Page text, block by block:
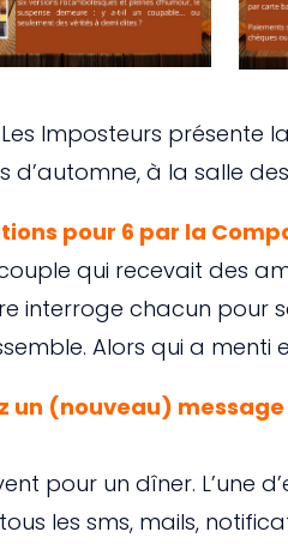
Imposteurs présente
à la salle
pour 6 par la
qui recevait des
interroge chacun pour
Alors qui a
un (nouveau)
pour un dîner. L’une
les sms, mails,